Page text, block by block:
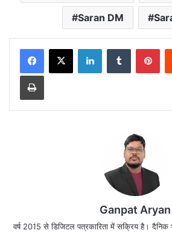
Saran DM
LinkedInTumblr
Print
Ganpat Aryan
वर्ष 2015 से डिजिटल पत्रकारिता में सक्रिय है। दैनिक